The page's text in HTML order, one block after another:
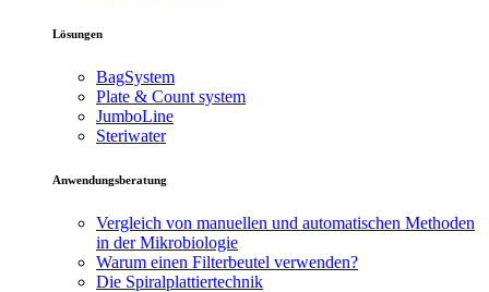
Lösungen
BagSystem
Plate & Count system
JumboLine
Steriwater
Anwendungsberatung
Vergleich von manuellen und automatischen Methoden
in der Mikrobiologie
Warum einen Filterbeutel verwenden?
Die Spiralplattier­technik